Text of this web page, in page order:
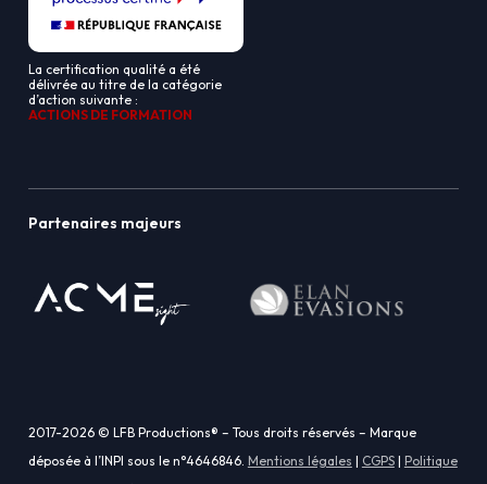
La certification qualité a été
délivrée au titre de la catégorie
d’action suivante :
ACTIONS DE FORMATION
Partenaires majeurs
2017-2026 © LFB Productions® – Tous droits réservés – Marque
déposée à l’INPI sous le n°4646846. Mentions légales | CGPS| Politique